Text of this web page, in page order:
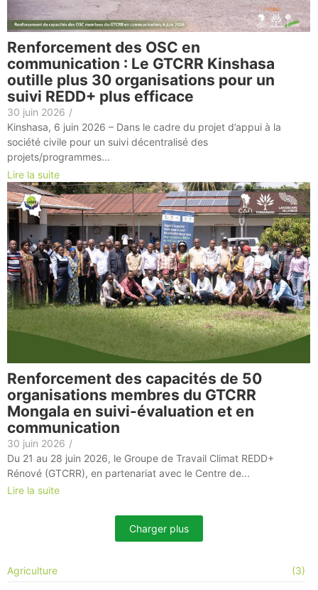
Renforcement des OSC en
communication : Le GTCRR Kinshasa
outille plus 30 organisations pour un
suivi REDD+ plus efficace
30 juin 2026 /
Kinshasa, 6 juin 2026 – Dans le cadre du projet d’appui à la
société civile pour un suivi décentralisé des
projets/programmes...
Lire la suite
Renforcement des capacités de 50
organisations membres du GTCRR
Mongala en suivi-évaluation et en
communication
30 juin 2026 /
Du 21 au 28 juin 2026, le Groupe de Travail Climat REDD+
Rénové (GTCRR), en partenariat avec le Centre de...
Lire la suite
Charger plus
Agriculture (3)